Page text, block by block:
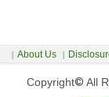
Copyright© All
| About Us |